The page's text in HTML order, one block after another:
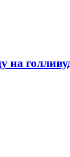
на